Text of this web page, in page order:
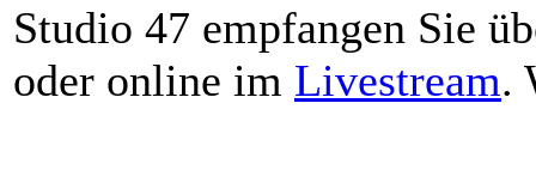
Studio 47 empfangen Sie
oder online im Livestream.